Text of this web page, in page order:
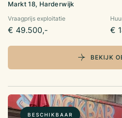
Markt 18, Harderwijk
Vraagprijs exploitatie
€ 49.500,- €
BEKIJK
BESCHIKBAAR